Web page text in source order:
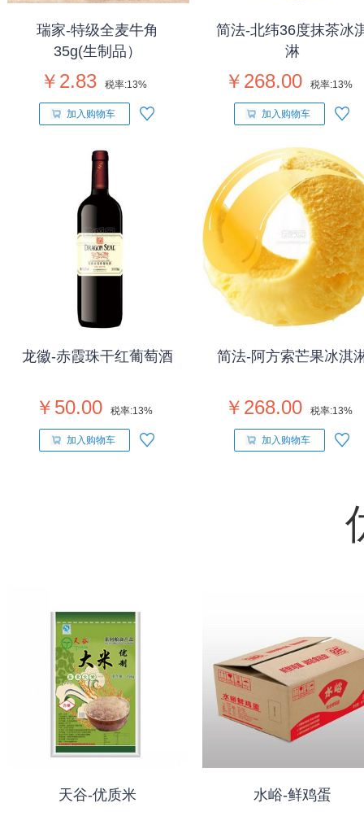
瑞家-特级全麦牛角
35g(生制品）
￥2.83 税率:13%
加入购物车
简法-北纬36度抹茶冰
淋
￥268.00 税率:13%
加入购物车
龙徽-赤霞珠干红葡萄酒
￥50.00 税率:13%
加入购物车
简法-阿方索芒果冰淇
￥268.00 税率:13%
加入购物车
天谷-优质米 水峪-鲜鸡蛋